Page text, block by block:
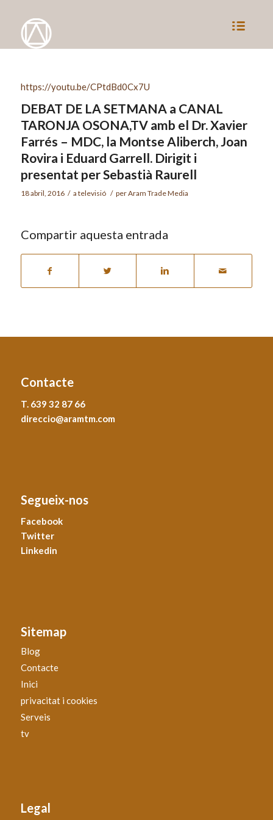
https://youtu.be/CPtdBd0Cx7U
DEBAT DE LA SETMANA a CANAL
TARONJA OSONA,TV amb el Dr. Xavier
Farrés – MDC, la Montse Aliberch, Joan
Rovira i Eduard Garrell. Dirigit i
presentat per Sebastià Raurell
18 abril, 2016 / a televisió / perAram Trade Media
Compartir aquesta entrada
Contacte
T. 639 32 87 66
direccio@aramtm.com
Segueix-nos
Facebook
Twitter
Linkedin
Sitemap
Blog
Contacte
Inici
privacitat i cookies
Serveis
tv
Legal